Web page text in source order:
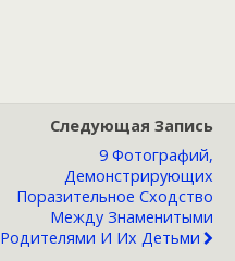
Следующая Запись
9 Фотографий,
Демонстрирующих
Поразительное Сходство
Между Знаменитыми
Родителями И Их Детьми